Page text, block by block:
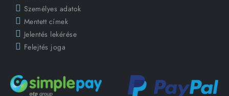
Személyes adatok
Mentett címek
Jelentés lekérése
Felejtés joga